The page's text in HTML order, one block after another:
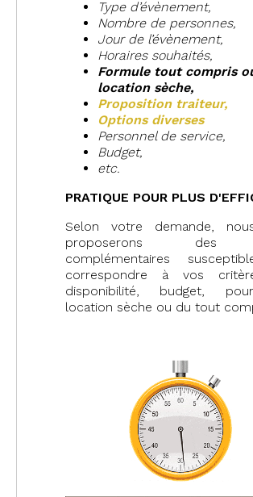
Type d’évènement,
Nombre de personnes,
Jour de l’évènement,
Horaires souhaités,
Formule tout compris o
location sèche,
Proposition traiteur,
Options diverses
Personnel de service,
Budget,
etc.
PRATIQUE POUR PLUS
Selon votre demande,
proposerons des
complémentaires
correspondre à vos
disponibilité, budget,
location sèche ou du tout